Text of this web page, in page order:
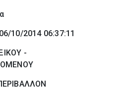
06/10/2014 06:37:11
-